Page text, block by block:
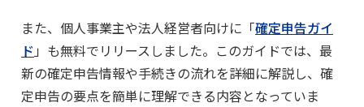
また、個人事業主や法人経営者向けに「確定申告ガイ
ド 」も無料でリリースしました。このガイドでは、最
新の確定申告情報や手続きの流れを詳細に解説し、確
定申告の要点を簡単に理解できる内容となっていま